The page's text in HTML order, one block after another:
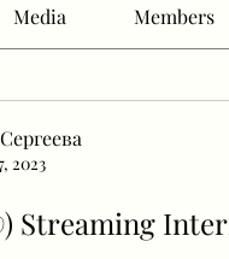
Media Members
2023
Streaming